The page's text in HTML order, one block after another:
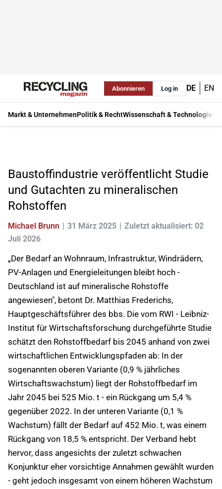
Abonnieren Log in DE EN
Markt & UnternehmenPolitik & RechtWissenschaft & Technologie
Baustoffindustrie veröffentlicht Studie
und Gutachten zu mineralischen
Rohstoffen
Michael Brunn 31 März 2025
Zuletzt aktualisiert: 02
Juli 2026
„Der Bedarf an Wohnraum, Infrastruktur, Windrädern,
PV-Anlagen und Energieleitungen bleibt hoch -
Deutschland ist auf mineralische Rohstoffe
angewiesen", betont Dr. Matthias Frederichs,
Hauptgeschäftsführer des bbs. Die vom RWI - Leibniz-
Institut für Wirtschaftsforschung durchgeführte Studie
schätzt den Rohstoffbedarf bis 2045 anhand von zwei
wirtschaftlichen Entwicklungspfaden ab: In der
sogenannten oberen Variante (0,9 % jährliches
Wirtschaftswachstum) liegt der Rohstoffbedarf im
Jahr 2045 bei 525 Mio. t - ein Rückgang um 5,4 %
gegenüber 2022. In der unteren Variante (0,1 %
Wachstum) fällt der Bedarf auf 452 Mio. t, was einem
Rückgang von 18,5 % entspricht. Der Verband hebt
hervor, dass angesichts der zuletzt schwachen
Konjunktur eher vorsichtige Annahmen gewählt wurden
- geht jedoch insgesamt von einem höheren Wachstum